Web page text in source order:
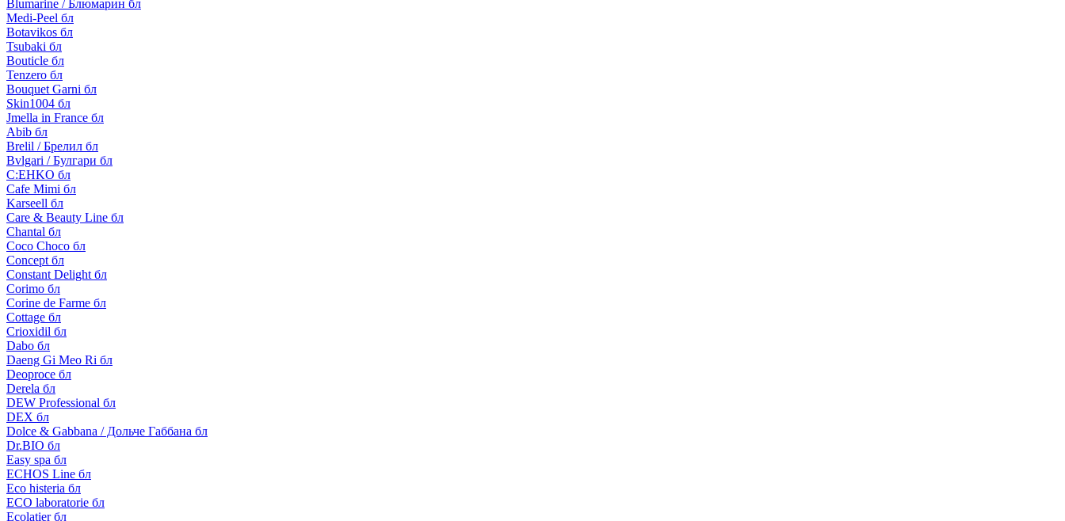
Blumarine / Блюмарин бл
Medi-Peel бл
Botavikos бл
Tsubaki бл
Bouticle бл
Tenzero бл
Bouquet Garni бл
Skin1004 бл
Jmella in France бл
Abib бл
Brelil / Брелил бл
Bvlgari / Булгари бл
C:EHKO бл
Cafe Mimi бл
Karseell бл
Care & Beauty Line бл
Chantal бл
Coco Choco бл
Concept бл
Constant Delight бл
Corimo бл
Corine de Farme бл
Cottage бл
Crioxidil бл
Dabo бл
Daeng Gi Meo Ri бл
Deoproce бл
Derela бл
DEW Professional бл
DEX бл
Dolce & Gabbana / Дольче Габбана бл
Dr.BIO бл
Easy spa бл
ECHOS Line бл
Eco histeria бл
ECO laboratorie бл
Ecolatier бл